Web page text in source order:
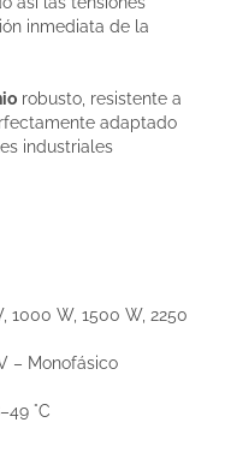
inmediata de la
robusto, resistente a
adaptado
industriales
1000 W, 1500 W, 2250
– Monofásico
°C